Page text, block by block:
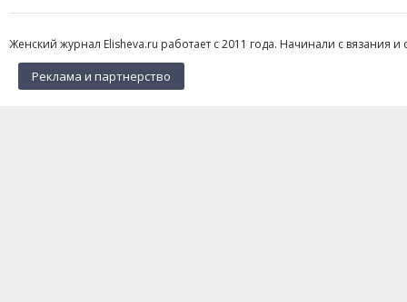
Женский журнал Elisheva.ru работает с 2011 года. Начинали с вязания
Реклама и партнерство